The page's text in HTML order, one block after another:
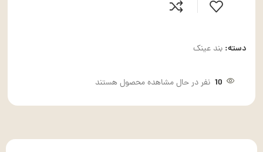
دسته: بند عینک
10 نفر در حال مشاهده محصول هستند